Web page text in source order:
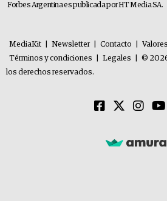
Forbes Argentina es publicada por HT Media SA.
MediaKit Newsletter Contacto
Términos y condiciones
Legales
©
los derechos reservados.